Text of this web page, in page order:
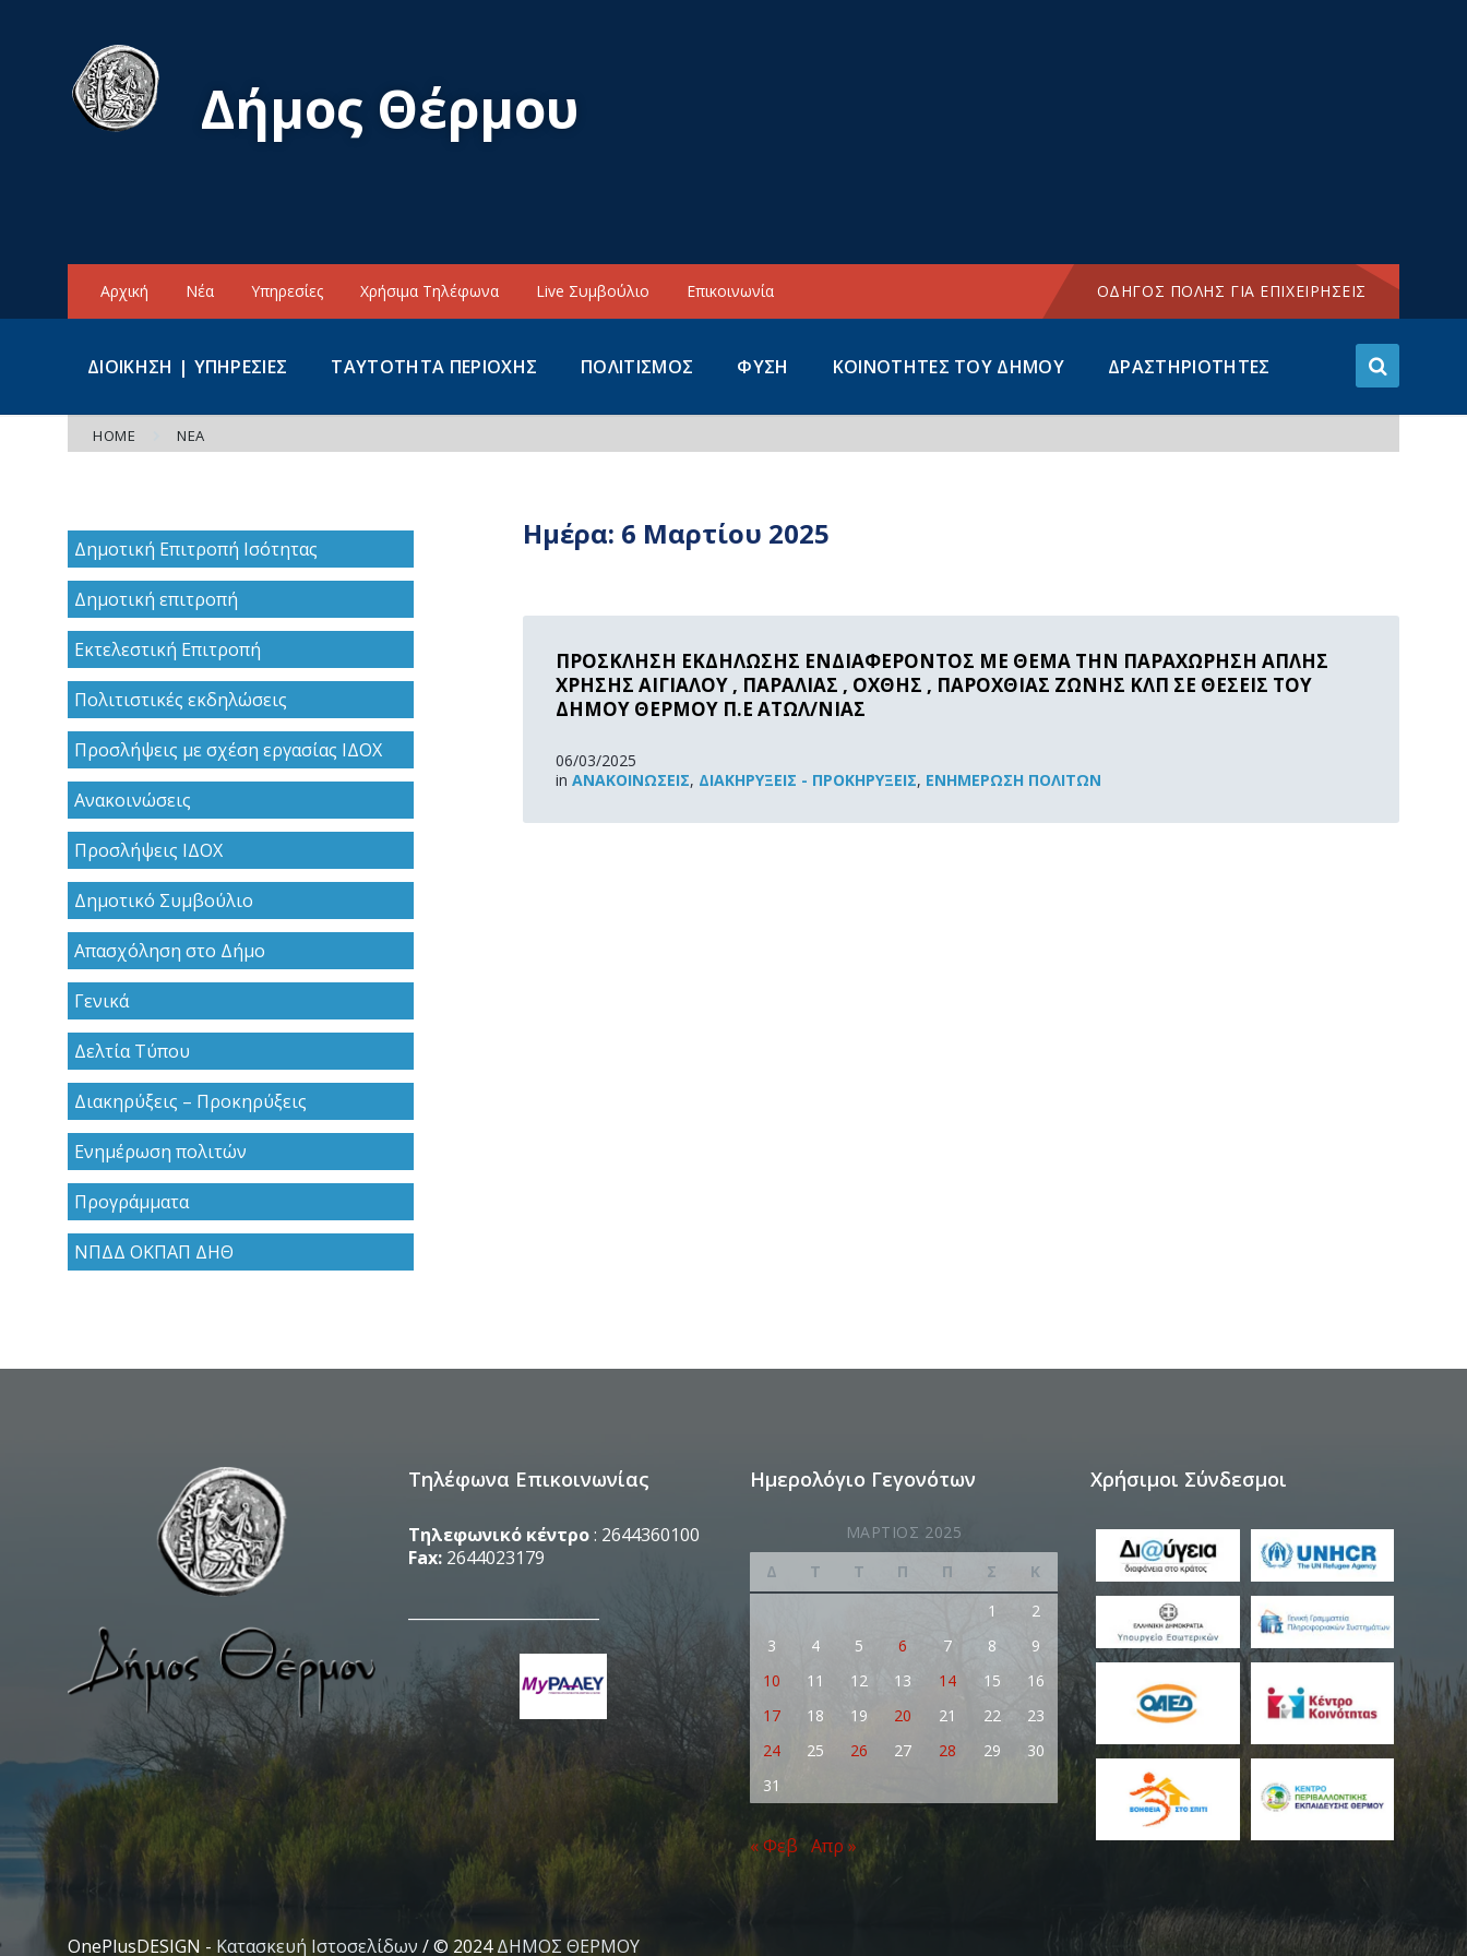
navigation
Δήμος Θέρμου
Αρχική Νέα Υπηρεσίες Χρήσιμα Τηλέφωνα Live Συμβούλιο Επικοινωνία
Choose
language:
ΟΔΗΓΟΣ ΠΟΛΗΣ ΓΙΑ ΕΠΙΧΕΙΡΗΣΕΙΣ
ΔΙΟΙΚΗΣΗ | ΥΠΗΡΕΣΙΕΣ ΤΑΥΤΟΤΗΤΑ ΠΕΡΙΟΧΗΣ ΠΟΛΙΤΙΣΜΟΣ ΦΥΣΗ ΚΟΙΝΟΤΗΤΕΣ ΤΟΥ ΔΗΜΟΥ ΔΡΑΣΤΗΡΙΟΤΗΤΕΣ
HOME ΝΈΑ
Ημέρα: 6 Μαρτίου 2025
ΠΡΟΣΚΛΗΣΗ ΕΚΔΗΛΩΣΗΣ ΕΝΔΙΑΦΕΡΟΝΤΟΣ ΜΕ ΘΕΜΑ ΤΗΝ ΠΑΡΑΧΩΡΗΣΗ ΑΠΛΗΣ
ΧΡΗΣΗΣ ΑΙΓΙΑΛΟΥ , ΠΑΡΑΛΙΑΣ , ΟΧΘΗΣ , ΠΑΡΟΧΘΙΑΣ ΖΩΝΗΣ ΚΛΠ ΣΕ ΘΕΣΕΙΣ ΤΟΥ
ΔΗΜΟΥ ΘΕΡΜΟΥ Π.Ε ΑΤΩΛ/ΝΙΑΣ
06/03/2025
in ΑΝΑΚOΙΝΏΣΕΙΣ, ΔΙΑΚΗΡΎΞΕΙΣ - ΠΡΟΚΗΡΎΞΕΙΣ, ΕΝΗΜΈΡΩΣΗ ΠΟΛΙΤΏΝ
Read
Δημοτική Επιτροπή Ισότητας
Δημοτική επιτροπή
Εκτελεστική Επιτροπή
Πολιτιστικές εκδηλώσεις
Προσλήψεις με σχέση εργασίας ΙΔΟΧ
Ανακoινώσεις
Προσλήψεις ΙΔΟΧ
Δημοτικό Συμβούλιο
Απασχόληση στο Δήμο
Γενικά
Δελτία Τύπου
Διακηρύξεις – Προκηρύξεις
Ενημέρωση πολιτών
Προγράμματα
ΝΠΔΔ ΟΚΠΑΠ ΔΗΘ
Τηλέφωνα Επικοινωνίας
Τηλεφωνικό κέντρο: 2644360100
Fax: 2644023179
Ημερολόγιο Γεγονότων
ΜΆΡΤΙΟΣ 2025
Δ
Τ Τ Π Π Σ
Κ
1
2
3
4 5 6 7 8
9
10
11 12 13 14 15
16
17
18 19 20 21 22
23
24
25 26 27 28 29
30
31
« Φεβ Απρ »
Χρήσιμοι Σύνδεσμοι
OnePlusDESIGN - Κατασκευή Ιστοσελίδων / © 2024ΔΗΜΟΣ ΘΕΡΜΟΥ